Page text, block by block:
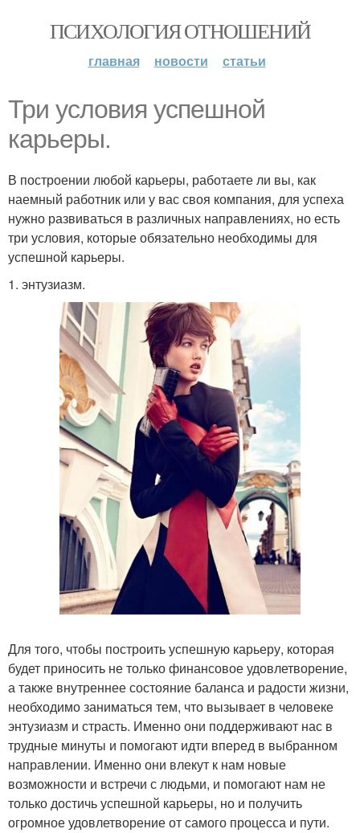
ПСИХОЛОГИЯ ОТНОШЕНИЙ
главная новости статьи
Три условия успешной
карьеры.
В построении любой карьеры, работаете ли вы, как
наемный работник или у вас своя компания, для успеха
нужно развиваться в различных направлениях, но есть
три условия, которые обязательно необходимы для
успешной карьеры.
1. энтузиазм.
Для того, чтобы построить успешную карьеру, которая
будет приносить не только финансовое удовлетворение,
а также внутреннее состояние баланса и радости жизни,
необходимо заниматься тем, что вызывает в человеке
энтузиазм и страсть. Именно они поддерживают нас в
трудные минуты и помогают идти вперед в выбранном
направлении. Именно они влекут к нам новые
возможности и встречи с людьми, и помогают нам не
только достичь успешной карьеры, но и получить
огромное удовлетворение от самого процесса и пути.